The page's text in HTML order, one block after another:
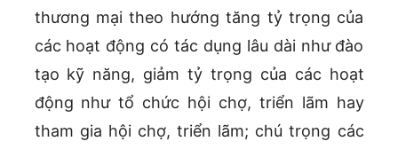
thương mại theo hướng tăng tỷ trọng của
các hoạt động có tác dụng lâu dài như đào
tạo kỹ năng, giảm tỷ trọng của các hoạt
động như tổ chức hội chợ, triển lãm hay
tham gia hội chợ, triển lãm; chú trọng các